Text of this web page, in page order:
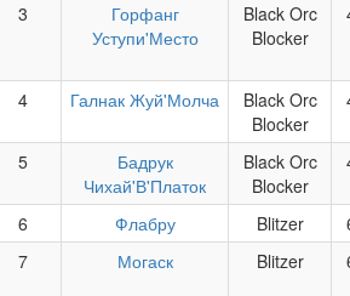
3
Горфанг
Уступи'Место
Black Orc
Blocker
4 Галнак Жуй'Молча
Black Orc
Blocker
5
Бадрук
Чихай'В'Платок
Black Orc
Blocker
6 Флабру Blitzer
7
Могаск Blitzer